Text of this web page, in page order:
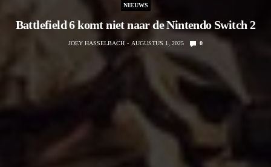
NIEUWS
Battlefield 6 komt niet naar de Nintendo Switch 2
JOEY HASSELBACH AUGUSTUS 1, 2025 0